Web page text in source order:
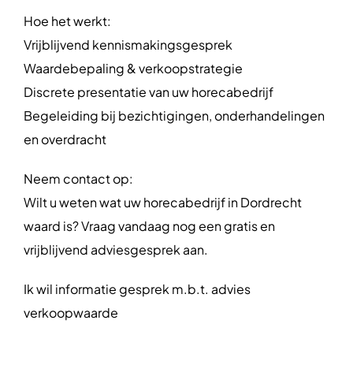
Hoe het werkt:
Vrijblijvend kennismakingsgesprek
Waardebepaling & verkoopstrategie
Discrete presentatie van uw horecabedrijf
Begeleiding bij bezichtigingen, onderhandelingen
en overdracht
Neem contact op:
Wilt u weten wat uw horecabedrijf in Dordrecht
waard is? Vraag vandaag nog een gratis en
vrijblijvend adviesgesprek aan.
Ik wil informatie gesprek m.b.t. advies
verkoopwaarde